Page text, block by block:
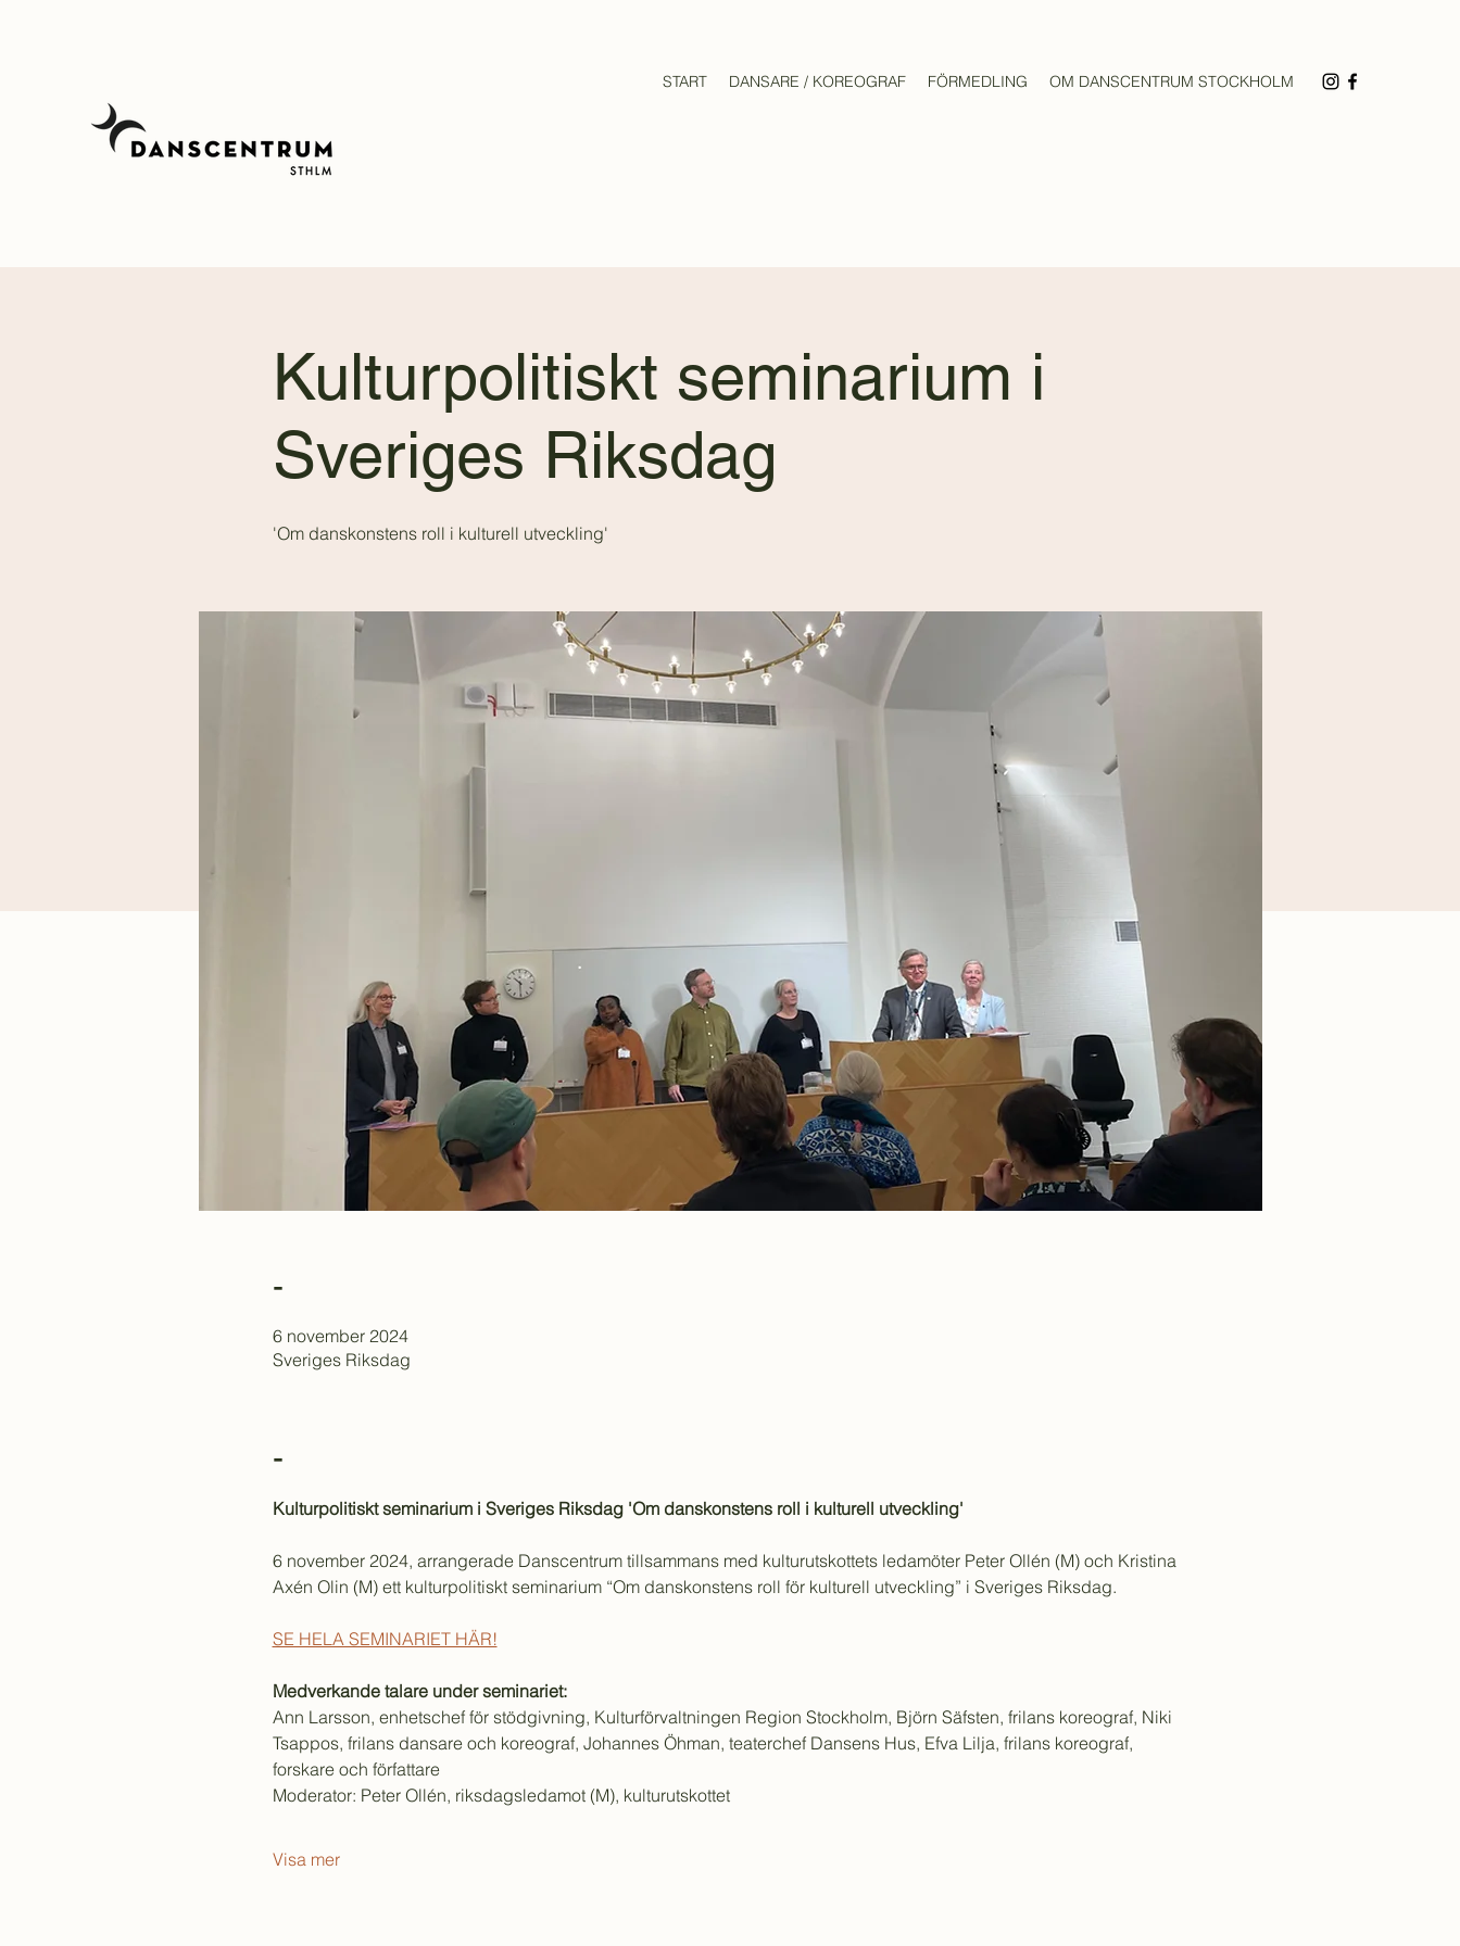
START DANSARE / KOREOGRAF FÖRMEDLING OM DANSCENTRUM STOCKHOLM
Kulturpolitiskt seminarium i
Sveriges Riksdag
'Om danskonstens roll i kulturell utveckling'
-
6 november 2024
Sveriges Riksdag
-
Kulturpolitiskt seminarium i Sveriges Riksdag 'Om danskonstens roll i kulturell utveckling'
6 november 2024, arrangerade Danscentrum tillsammans med kulturutskottets ledamöter Peter Ollén (M) och Kristina
Axén Olin (M) ett kulturpolitiskt seminarium “Om danskonstens roll för kulturell utveckling” i Sveriges Riksdag.
SE HELA SEMINARIET HÄR!
Medverkande talare under seminariet:
Ann Larsson, enhetschef för stödgivning, Kulturförvaltningen Region Stockholm, Björn Säfsten, frilans koreograf, Niki
Tsappos, frilans dansare och koreograf, Johannes Öhman, teaterchef Dansens Hus, Efva Lilja, frilans koreograf,
forskare och författare
Moderator: Peter Ollén, riksdagsledamot (M), kulturutskottet
Visa mer